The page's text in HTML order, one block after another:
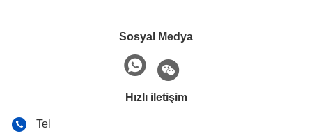
Sosyal Medya
Hızlı iletişim
Tel